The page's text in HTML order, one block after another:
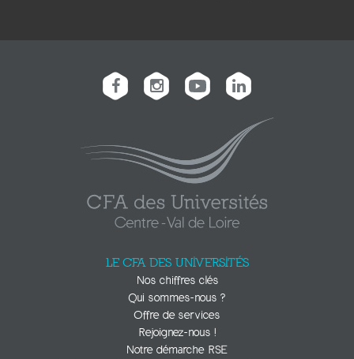
LE CFA DES UNIVERSITÉS
Nos chiffres clés
Qui sommes-nous ?
Offre de services
Rejoignez-nous !
Notre démarche RSE